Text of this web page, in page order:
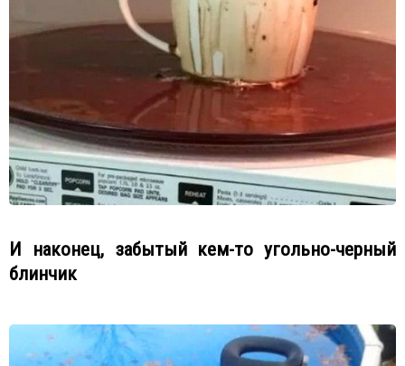
И наконец, забытый кем-то угольно-черный
блинчик